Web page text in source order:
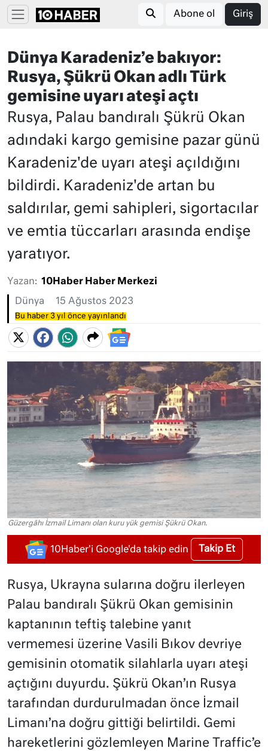
Abone ol Giriş
Dünya Karadeniz’e bakıyor:
Rusya, Şükrü Okan adlı Türk
gemisine uyarı ateşi açtı
Rusya, Palau bandıralı Şükrü Okan
adındaki kargo gemisine pazar günü
Karadeniz'de uyarı ateşi açıldığını
bildirdi. Karadeniz'de artan bu
saldırılar, gemi sahipleri, sigortacılar
ve emtia tüccarları arasında endişe
yaratıyor.
Yazan: 10Haber Haber Merkezi
Dünya 15 Ağustos 2023
Bu haber 3 yıl önce yayınlandı
Güzergâhı İzmail Limanı olan kuru yük gemisi Şükrü Okan.
10Haber'i Google'da takip edin Takip Et
Rusya, Ukrayna sularına doğru ilerleyen
Palau bandıralı Şükrü Okan gemisinin
kaptanının teftiş talebine yanıt
vermemesi üzerine Vasili Bıkov devriye
gemisinin otomatik silahlarla uyarı ateşi
açtığını duyurdu. Şükrü Okan’ın Rusya
tarafından durdurulmadan önce İzmail
Limanı’na doğru gittiği belirtildi. Gemi
hareketlerini gözlemleyen Marine Traffic’e